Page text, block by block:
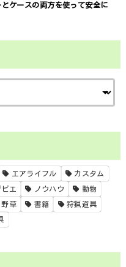
とケースの両方を使って安全に
エアライフル カスタム
ビエ ノウハウ 動物
野草 書籍 狩猟道具